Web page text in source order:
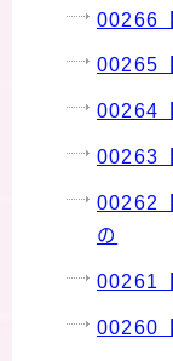
00266
00265
00264
00263
00262
の
00261
00260